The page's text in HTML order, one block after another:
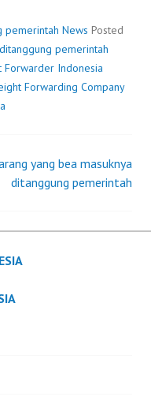
pemerintah News Posted
pemerintah
Forwarder Indonesia
Forwarding Company
yang bea masuknya
ditanggung pemerintah